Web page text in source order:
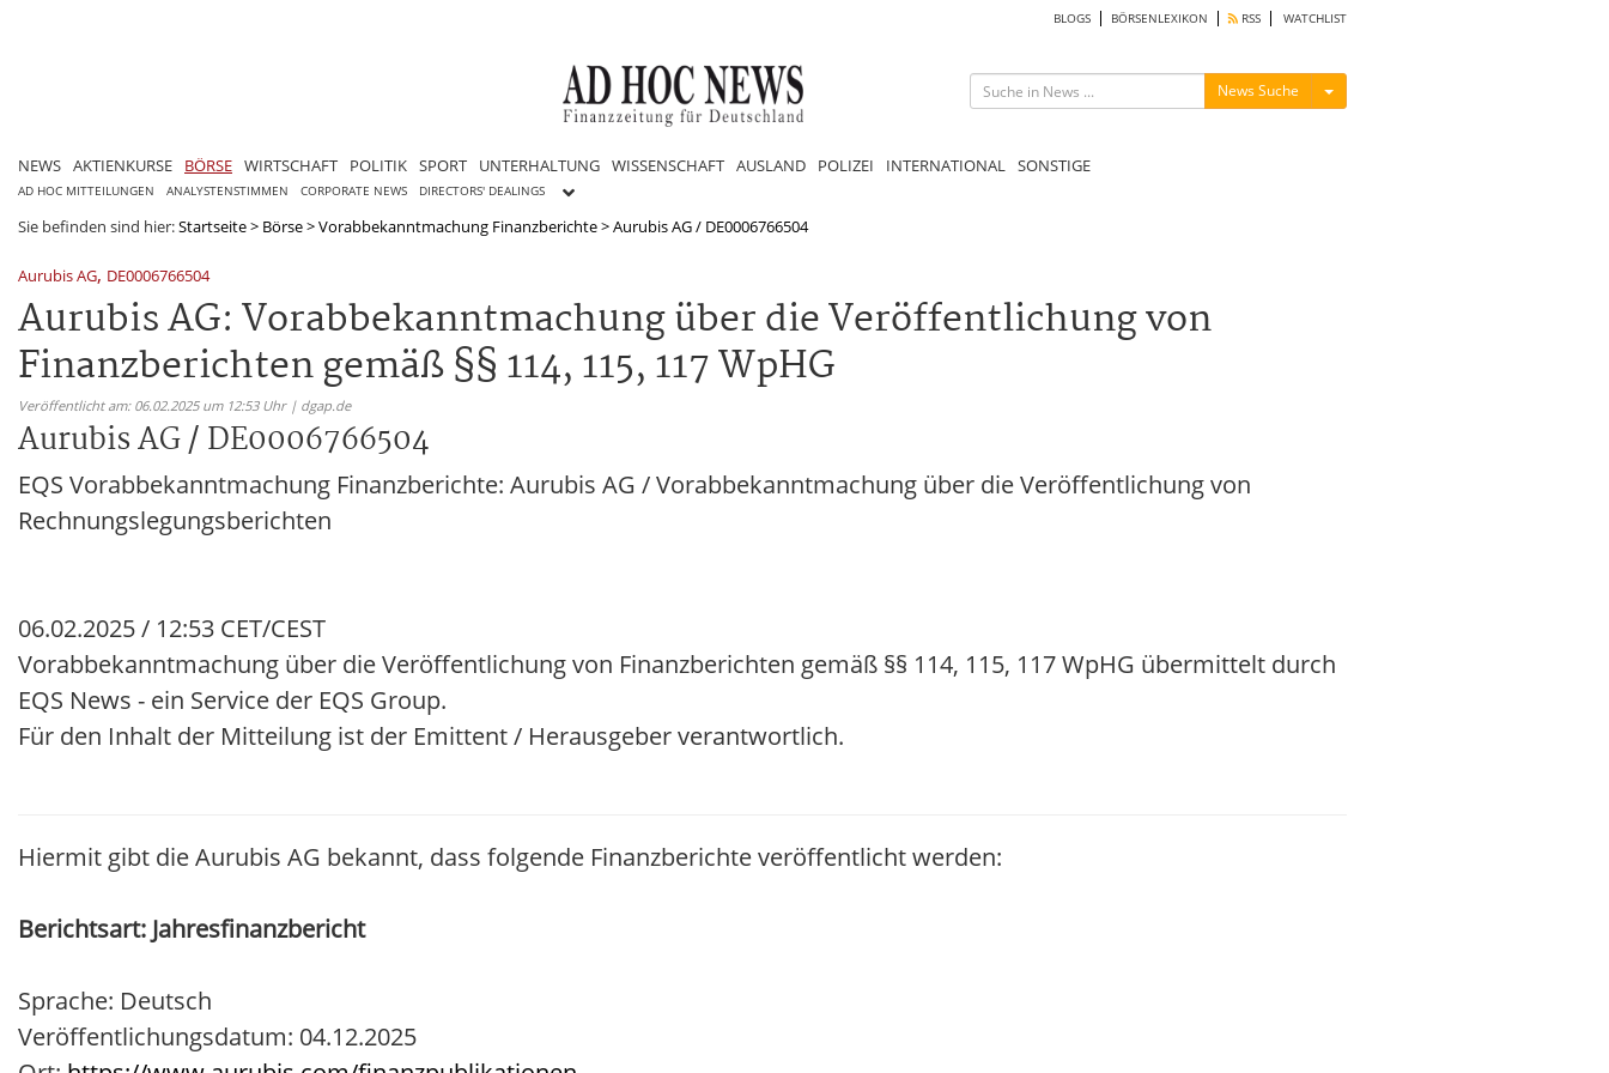
BLOGS BÖRSENLEXIKON RSS WATCHLIST
News Suche Menü ein-/ausblenden
NEWS AKTIENKURSE BÖRSE WIRTSCHAFT POLITIK SPORT UNTERHALTUNG WISSENSCHAFT AUSLAND POLIZEI INTERNATIONAL SONSTIGE
AD HOC MITTEILUNGEN ANALYSTENSTIMMEN CORPORATE NEWS DIRECTORS' DEALINGS
Sie befinden sind hier:Startseite> Börse>Vorabbekanntmachung Finanzberichte>Aurubis AG / DE0006766504
Aurubis AG, DE0006766504
Aurubis AG: Vorabbekanntmachung über die Veröffentlichung von
Finanzberichten gemäß §§ 114, 115, 117 WpHG
Veröffentlicht am: 06.02.2025 um 12:53 Uhr | dgap.de
Aurubis AG / DE0006766504
EQS Vorabbekanntmachung Finanzberichte: Aurubis AG / Vorabbekanntmachung über die Veröffentlichung von
Rechnungslegungsberichten
06.02.2025 / 12:53 CET/CEST
Vorabbekanntmachung über die Veröffentlichung von Finanzberichten gemäß §§ 114, 115, 117 WpHG übermittelt durch
EQS News - ein Service der EQS Group.
Für den Inhalt der Mitteilung ist der Emittent / Herausgeber verantwortlich.
Hiermit gibt die Aurubis AG bekannt, dass folgende Finanzberichte veröffentlicht werden:
Berichtsart: Jahresfinanzbericht
Sprache: Deutsch
Veröffentlichungsdatum: 04.12.2025